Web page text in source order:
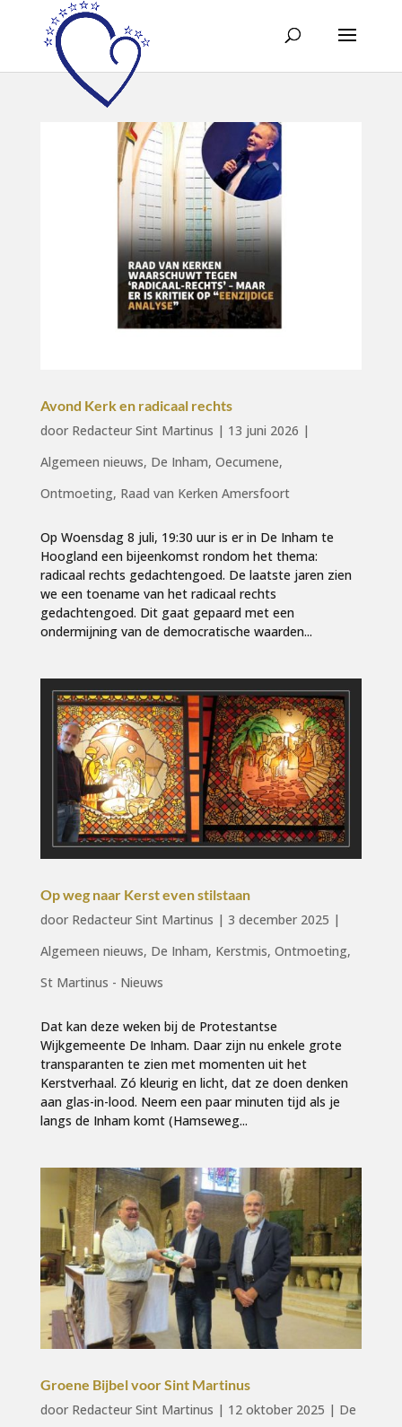
Avond Kerk en radicaal rechts
door Redacteur Sint Martinus | 13 juni 2026 |
Algemeen nieuws, De Inham, Oecumene,
Ontmoeting, Raad van Kerken Amersfoort
Op Woensdag 8 juli, 19:30 uur is er in De Inham te
Hoogland een bijeenkomst rondom het thema:
radicaal rechts gedachtengoed. De laatste jaren zien
we een toename van het radicaal rechts
gedachtengoed. Dit gaat gepaard met een
ondermijning van de democratische waarden...
Op weg naar Kerst even stilstaan
door Redacteur Sint Martinus | 3 december 2025 |
Algemeen nieuws, De Inham, Kerstmis, Ontmoeting,
St Martinus - Nieuws
Dat kan deze weken bij de Protestantse
Wijkgemeente De Inham. Daar zijn nu enkele grote
transparanten te zien met momenten uit het
Kerstverhaal. Zó kleurig en licht, dat ze doen denken
aan glas-in-lood. Neem een paar minuten tijd als je
langs de Inham komt (Hamseweg...
Groene Bijbel voor Sint Martinus
door Redacteur Sint Martinus | 12 oktober 2025 | De